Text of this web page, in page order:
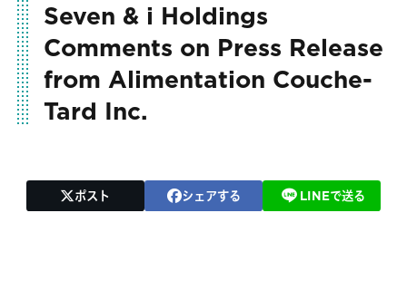
Seven & i Holdings
Comments on Press Release
from Alimentation Couche-
Tard Inc.
ポスト シェアする LINEで送る